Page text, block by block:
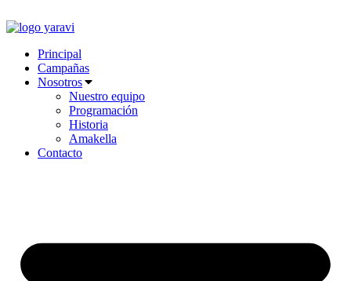
al
Principal
Campañas
Nosotros
Nuestro equipo
Programación
Historia
Amakella
Contacto